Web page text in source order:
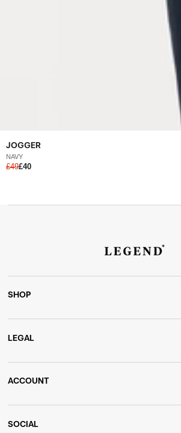
JOGGER
NAVY
£49£40
SHOP
LEGAL
ACCOUNT
SOCIAL